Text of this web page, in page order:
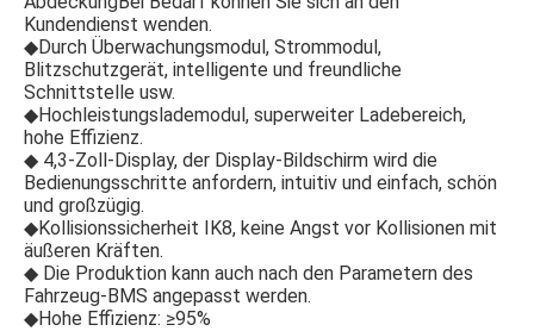
Kundendienst wenden.
◆Durch Überwachungsmodul, Strommodul,
Blitzschutzgerät, intelligente und freundliche
Schnittstelle usw.
◆Hochleistungslademodul, superweiter Ladebereich,
hohe Effizienz.
◆ 4,3-Zoll-Display, der Display-Bildschirm wird die
Bedienungsschritte anfordern, intuitiv und einfach, schön
und großzügig.
◆Kollisionssicherheit IK8, keine Angst vor Kollisionen mit
äußeren Kräften.
◆ Die Produktion kann auch nach den Parametern des
Fahrzeug-BMS angepasst werden.
◆Hohe Effizienz: ≥95%